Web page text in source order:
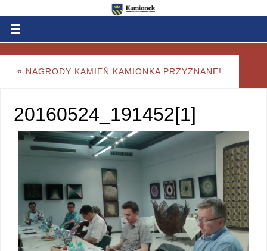
« NAGRODY KAMIEŃ KAMIONKA PRZYZNANE!
20160524_191452[1]